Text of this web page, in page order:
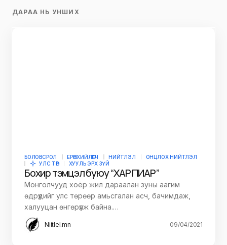
ДАРАА НЬ УНШИХ
БОЛОВСРОЛ ЕРӨНХИЙЛӨГЧ НИЙТЛЭЛ
ОНЦЛОХ НИЙТЛЭЛ
УЛС ТӨР
ХУУЛЬ ЭРХ ЗҮЙ
Бохир тэмцэл буюу “ХАР ПИАР”
Монголчууд хоёр жил дараалан зуны аагим
өдрүүдийг улс төрөөр амьсгалан асч, бачимдаж,
халууцан өнгөрүүлж байна.…
Niitlel.mn 09/04/2021